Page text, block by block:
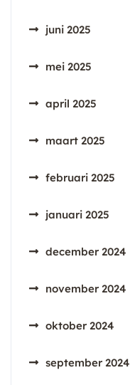
juni 2025
mei 2025
april 2025
maart 2025
februari 2025
januari 2025
december 2024
november 2024
oktober 2024
september 2024